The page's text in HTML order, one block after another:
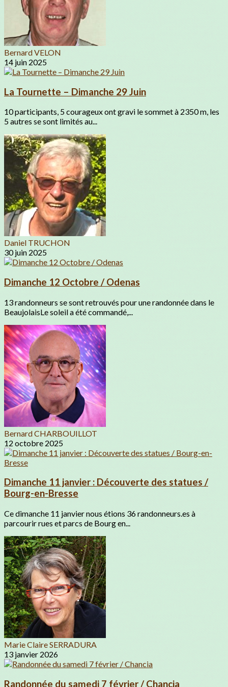
Bernard VELON
14 juin 2025
La Tournette – Dimanche 29 Juin
10 participants, 5 courageux ont gravi le sommet à 2350 m, les
5 autres se sont limités au...
Daniel TRUCHON
30 juin 2025
Dimanche 12 Octobre / Odenas
13 randonneurs se sont retrouvés pour une randonnée dans le
BeaujolaisLe soleil a été commandé,...
Bernard CHARBOUILLOT
12 octobre 2025
Dimanche 11 janvier : Découverte des statues /
Bourg-en-Bresse
Ce dimanche 11 janvier nous étions 36 randonneurs.es à
parcourir rues et parcs de Bourg en...
Marie Claire SERRADURA
13 janvier 2026
Randonnée du samedi 7 février / Chancia